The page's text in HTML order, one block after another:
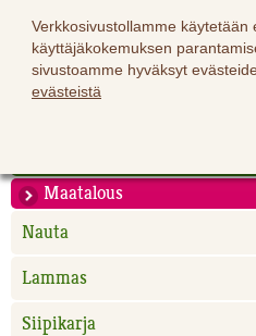
Verkkosivustollamme käytetään
käyttäjäkokemuksen
sivustoamme hyväksyt
evästeistä
Maatalous
Nauta
Lammas
Siipikarja